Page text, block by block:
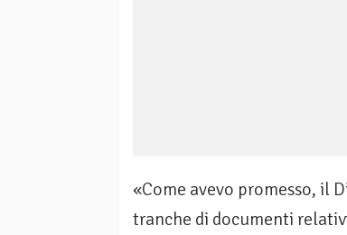
«Come avevo promesso, il
tranche di documenti